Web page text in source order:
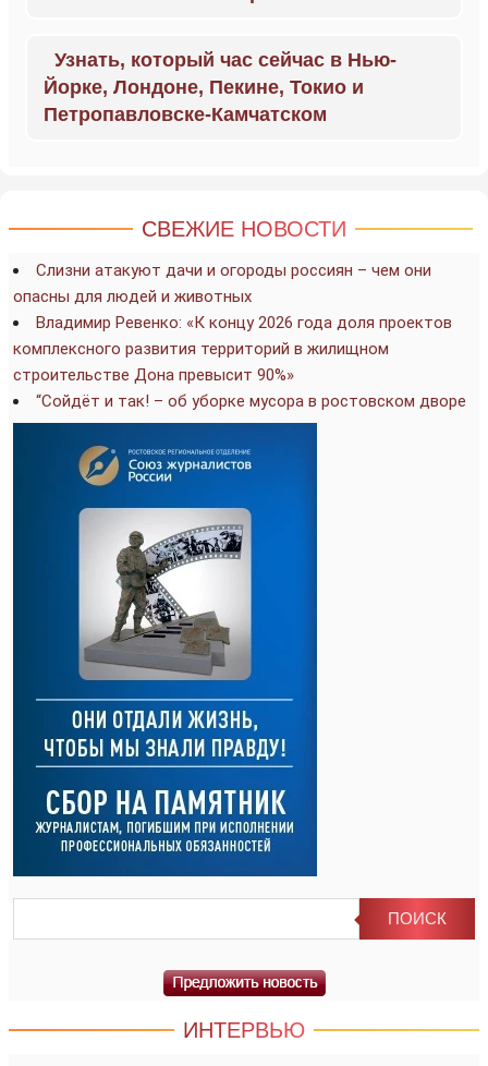
Узнать, который час сейчас в Нью-
Йорке, Лондоне, Пекине, Токио и
Петропавловске-Камчатском
СВЕЖИЕ НОВОСТИ
Слизни атакуют дачи и огороды россиян – чем они
опасны для людей и животных
Владимир Ревенко: «К концу 2026 года доля проектов
комплексного развития территорий в жилищном
строительстве Дона превысит 90%»
“Сойдёт и так! – об уборке мусора в ростовском дворе
ИНТЕРВЬЮ